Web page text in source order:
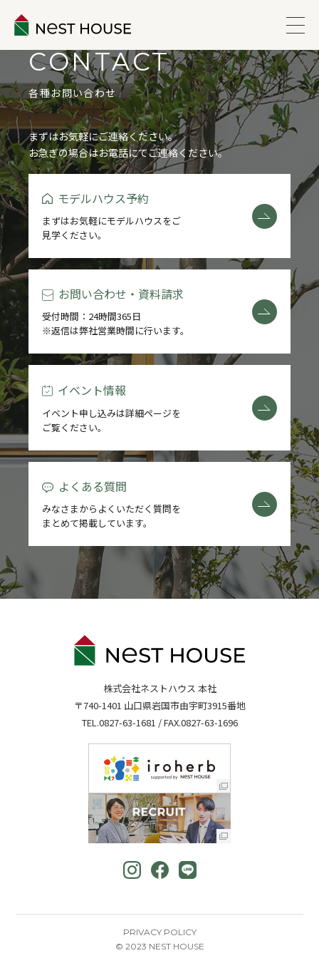
EVENT
ABOUT
WORKS
LINEUP
VOICE
ESTATE
REFORM
BLOG
COMPANY
モデルハウス来場予約
リフォームのお問い合わせ
CONTACT
各種お問い合わせ
まずはお気軽にご連絡ください。
お急ぎの場合はお電話にてご連絡ください。
モデルハウス予約
まずはお気軽にモデルハウスをご
見学ください。
お問い合わせ・資料請求
受付時間：24時間365日
※返信は弊社営業時間に行います。
イベント情報
イベント申し込みは詳細ページを
ご覧ください。
よくある質問
みなさまからよくいただく質問を
まとめて掲載しています。
株式会社ネストハウス 本社
〒740-1401 山口県岩国市由宇町3915番地
TEL.0827-63-1681 / FAX.0827-63-1696
PRIVACY POLICY
© 2023 NEST HOUSE